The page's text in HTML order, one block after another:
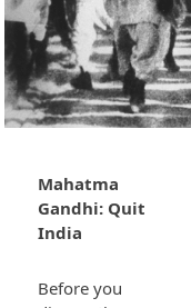
Mahatma
Gandhi: Quit
India
Before you